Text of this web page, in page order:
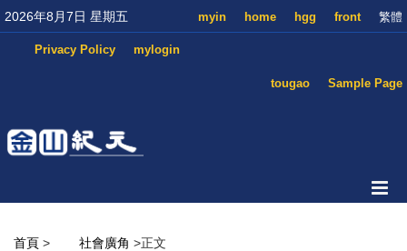
2026年8月7日 星期五 繁體
front
hgg
home
myin
mylogin
Privacy Policy
Sample Page
tougao
首頁 > 社會廣角 >正文